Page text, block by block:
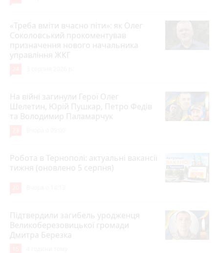
«Треба вміти вчасно піти»: як Олег
Соколовський прокоментував
призначення нового начальника
управління ЖКГ
На війні загинули Герої Олег
Шелетин, Юрій Пушкар, Петро Федів
та Володимир Паламарчук
Робота в Тернополі: актуальні вакансії
тижня (оновлено 5 серпня)
Підтвердили загибель уродженця
Великоберезовицької громади
Дмитра Березка